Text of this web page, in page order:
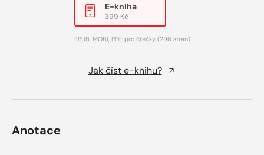
E-kniha
399 Kč
EPUB MOBI PDF pro čtečky(296 stran)
Jak číst e-knihu?
Anotace